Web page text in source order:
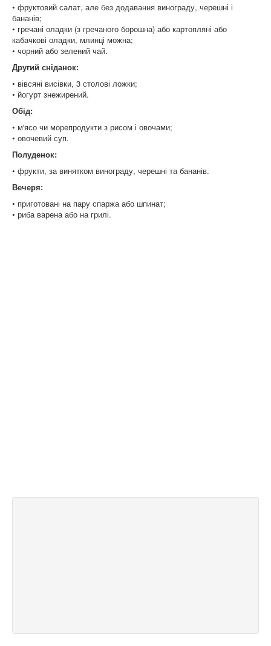
• фруктовий салат, але без додавання винограду, черешні і
бананів;
• гречані оладки (з гречаного борошна) або картопляні або
кабачкові оладки, млинці можна;
• чорний або зелений чай.
Другий сніданок:
• вівсяні висівки, 3 столові ложки;
• йогурт знежирений.
Обід:
• м'ясо чи морепродукти з рисом і овочами;
• овочевий суп.
Полуденок:
• фрукти, за винятком винограду, черешні та бананів.
Вечеря:
• приготовані на пару спаржа або шпинат;
• риба варена або на грилі.